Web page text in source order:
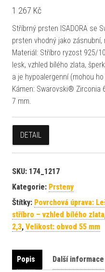
1 267 Kč
Stříbrný prsten ISADORA se
prsten vhodný jako zásnubní,
Materiál: Stříbro ryzost 925/
lesk, vzhled bílého zlata,
a je hypoalergenní (mohou
Kámen: Swarovski® Zirconia
7 mm.
DETAIL
SKU: 174_1217
Kategorie: Prsteny
Štítky: Povrchová úprava:
stříbro – vzhled bílého zlata
2,3, Velikost: obvod 55 mm
Popis Další informace